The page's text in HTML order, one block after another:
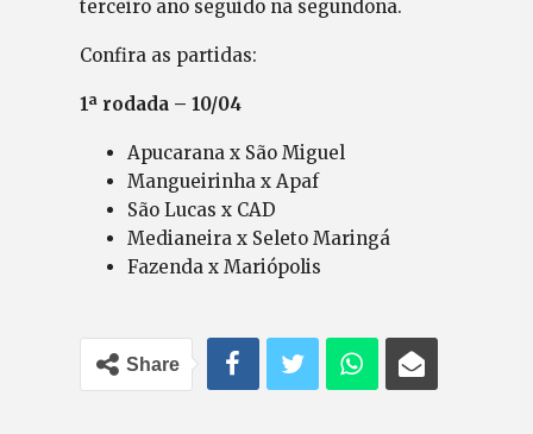
terceiro ano seguido na segundona.
Confira as partidas:
1ª rodada – 10/04
Apucarana x São Miguel
Mangueirinha x Apaf
São Lucas x CAD
Medianeira x Seleto Maringá
Fazenda x Mariópolis
Share